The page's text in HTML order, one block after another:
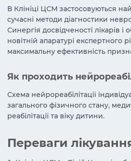
В Клініці ЦСМ застосовуються
сучасні методи діагностики
Синергія досвідченості лікарів і
новітній апаратурі експертного
максимальну ефективність
Як проходить
Схема нейрореабілітації
загального фізичного стану,
реабілітації та віку дитини.
Переваги